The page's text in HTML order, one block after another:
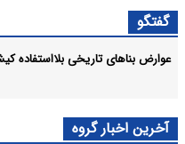
کیش: مردم با حضور شبانه، عزت
کیش: بررسی مطالبات کیشوندان
گفتگو
عوارض بناهای تاریخی بلااستفاده کیش از مهر ۱۴۰۵
آخرین اخبار گروه